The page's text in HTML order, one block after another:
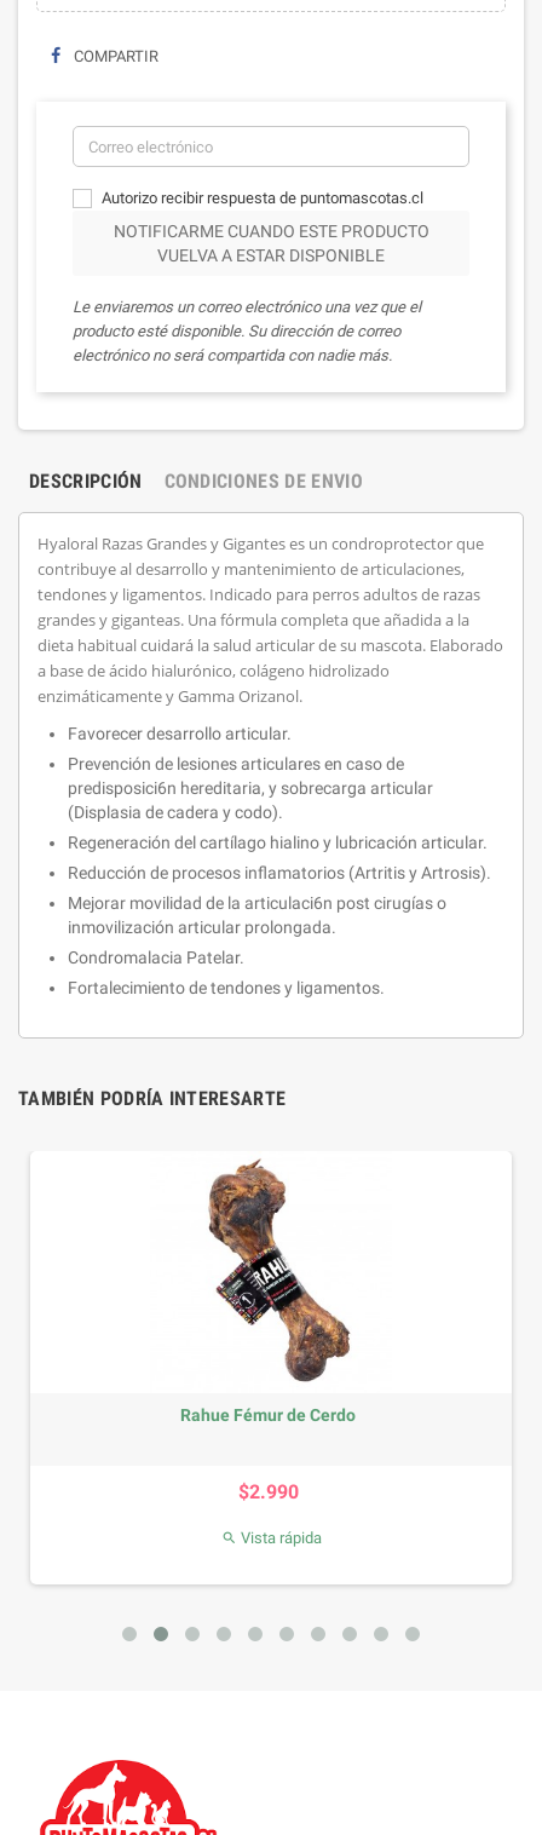
COMPARTIR
Autorizo recibir respuesta de puntomascotas.cl
NOTIFICARME CUANDO ESTE PRODUCTO
VUELVA A ESTAR DISPONIBLE
Le enviaremos un correo electrónico una vez que el
producto esté disponible. Su dirección de correo
electrónico no será compartida con nadie más.
DESCRIPCIÓN CONDICIONES DE ENVIO
Hyaloral Razas Grandes y Gigantes es un condroprotector que
contribuye al desarrollo y mantenimiento de articulaciones,
tendones y ligamentos. Indicado para perros adultos de razas
grandes y giganteas. Una fórmula completa que añadida a la
dieta habitual cuidará la salud articular de su mascota. Elaborado
a base de ácido hialurónico, colágeno hidrolizado
enzimáticamente y Gamma Orizanol.
Favorecer desarrollo articular.
Prevención de lesiones articulares en caso de
predisposici6n hereditaria, y sobrecarga articular
(Displasia de cadera y codo).
Regeneración del cartílago hialino y lubricación articular.
Reducción de procesos inflamatorios (Artritis y Artrosis).
Mejorar movilidad de la articulaci6n post cirugías o
inmovilización articular prolongada.
Condromalacia Patelar.
Fortalecimiento de tendones y ligamentos.
TAMBIÉN PODRÍA INTERESARTE
Rahue Fémur de Cerdo
$2.990
 Vista rápida